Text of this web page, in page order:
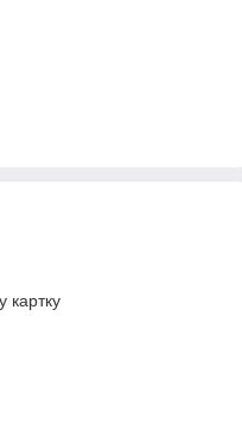
картку